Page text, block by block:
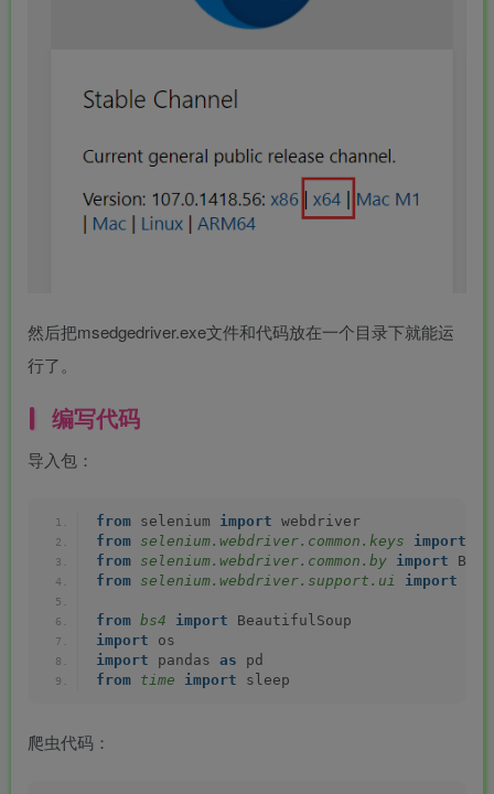
widgets-
雅马
仿象牙
檀木黑
三角钢
破壁机家用低
音破壁机
1.75L大容量
多功能豆浆料
￥299
此极AI时间宝
机器人小初高
学习管理神器
￥299
然后把msedgedriver.exe文件和代码放在一个目录下就能运
行了。
编写代码
导入包：
from selenium import webdriver
from selenium.webdriver.common.keys import
from selenium.webdriver.common.by import By
from selenium.webdriver.support.ui import
from bs4 import BeautifulSoup
import os
import pandas as pd
from time import sleep
爬虫代码：